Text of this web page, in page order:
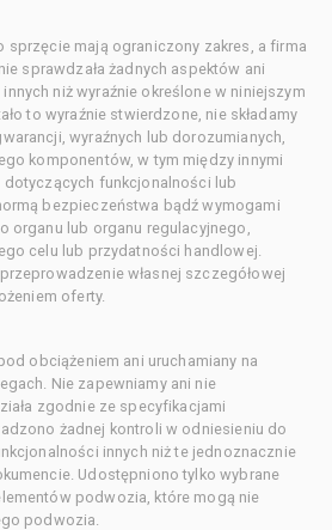
sprzęcie mają ograniczony zakres, a firma
sprawdzała żadnych aspektów ani
niż wyraźnie określone w niniejszym
to wyraźnie stwierdzone, nie składamy
wyraźnych lub dorozumianych,
komponentów, w tym między innymi
funkcjonalności lub
bezpieczeństwa bądź wymogami
organu lub organu regulacyjnego,
celu lub przydatności handlowej.
własnej szczegółowej
oferty.
obciążeniem ani uruchamiany na
Nie zapewniamy ani nie
zgodnie ze specyfikacjami
żadnej kontroli w odniesieniu do
innych niż te jednoznacznie
Udostępniono tylko wybrane
podwozia, które mogą nie
podwozia.